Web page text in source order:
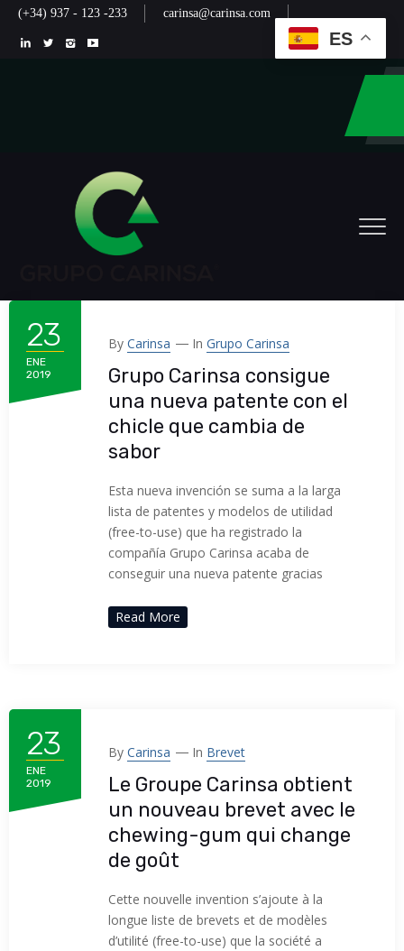
(+34) 937 - 123 -233 carinsa@carinsa.com
23
ENE
2019
By Carinsa In Grupo Carinsa
Grupo Carinsa consigue
una nueva patente con el
chicle que cambia de
sabor
Esta nueva invención se suma a la larga
lista de patentes y modelos de utilidad
(free-to-use) que ha registrado la
compañía Grupo Carinsa acaba de
conseguir una nueva patente gracias
Read More
23
ENE
2019
By Carinsa In Brevet
Le Groupe Carinsa obtient
un nouveau brevet avec le
chewing-gum qui change
de goût
Cette nouvelle invention s’ajoute à la
longue liste de brevets et de modèles
d’utilité (free-to-use) que la société a
ES